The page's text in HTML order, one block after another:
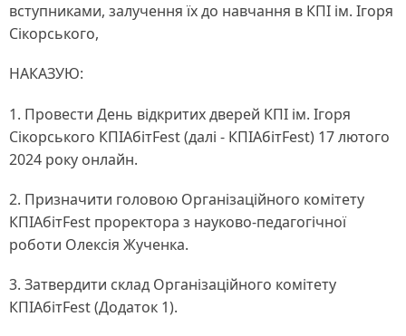
вступниками, залучення їх до навчання в КПІ ім. Ігоря
Сікорського,
НАКАЗУЮ:
1. Провести День відкритих дверей КПІ ім. Ігоря
Сікорського КПІАбітFest (далі - КПІАбітFest) 17 лютого
2024 року онлайн.
2. Призначити головою Організаційного комітету
КПІАбітFest проректора з науково-педагогічної
роботи Олексія Жученка.
3. Затвердити склад Організаційного комітету
КПІАбітFest (Додаток 1).